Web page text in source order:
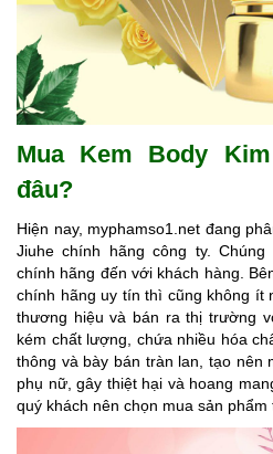
MuaKem Body
đâu?
Hiện nay, myphamso1.net đang
Jiuhe chính hãng công ty.
chính hãng đến với khách hàng.
chính hãng uy tín thì cũng không ít
thương hiệu và bán ra thị trường
kém chất lượng, chứa nhiều hóa
thông và bày bán tràn lan, tạo nên
phụ nữ, gây thiệt hại và hoang
quý khách nên chọn mua sản